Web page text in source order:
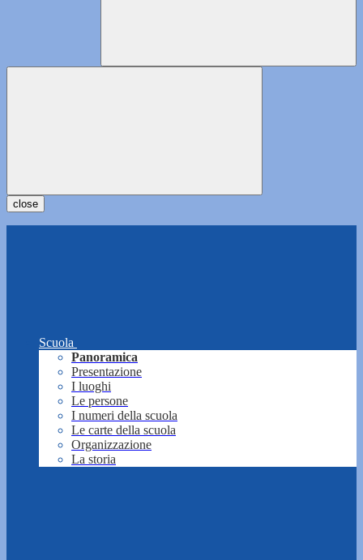
close
Scuola
Panoramica
Presentazione
I luoghi
Le persone
I numeri della scuola
Le carte della scuola
Organizzazione
La storia